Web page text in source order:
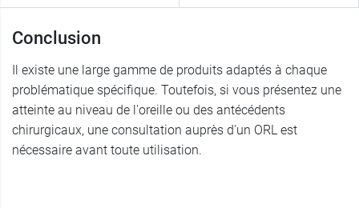
Conclusion
Il existe une large gamme de produits adaptés à chaque
problématique spécifique. Toutefois, si vous présentez une
atteinte au niveau de l'oreille ou des antécédents
chirurgicaux, une consultation auprès d'un ORL est
nécessaire avant toute utilisation.